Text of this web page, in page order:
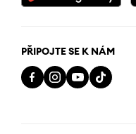
PŘIPOJTE SE K NÁM